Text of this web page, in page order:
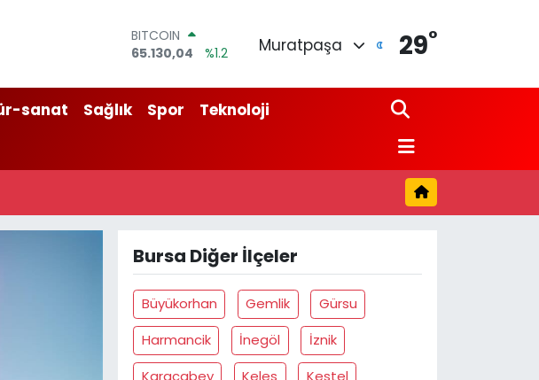
BITCOIN
65.130,04
%1.2
47,7106
%0.17
EURO
55,1652
BİST100
Muratpaşa 29°
sanat Sağlık Spor
Teknoloji
Bursa Diğer İlçeler
Büyükorhan Gemlik
Gürsu
Harmancik
İnegöl
İznik